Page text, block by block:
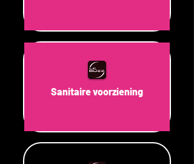
Sanitaire voorziening